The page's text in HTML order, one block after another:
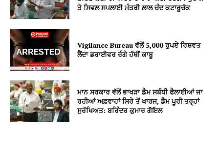
ਤੇ ਸਿਵਲ ਸਪਲਾਈ ਮੰਤਰੀ ਲਾਲ ਚੰਦ ਕਟਾਰੂਚੱਕ
Vigilance Bureau ਵੱਲੋਂ 5,000 ਰੁਪਏ ਰਿਸ਼ਵਤ
ਲੈਂਦਾ ਡਰਾਈਵਰ ਰੰਗੇ ਹੱਥੀਂ ਕਾਬੂ
ਮਾਨ ਸਰਕਾਰ ਵੱਲੋਂ ਭਾਖੜਾ ਡੈਮ ਸਬੰਧੀ ਫੈਲਾਈਆਂ ਜਾ
ਰਹੀਆਂ ਅਫ਼ਵਾਹਾਂ ਸਿਰੇ ਤੋਂ ਖਾਰਜ, ਡੈਮ ਪੂਰੀ ਤਰ੍ਹਾਂ
ਸੁਰੱਖਿਅਤ: ਬਰਿੰਦਰ ਕੁਮਾਰ ਗੋਇਲ